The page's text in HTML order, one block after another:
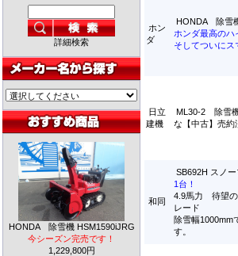
詳細検索
HONDA 除雪機 HSM1590iJRG
今シーズン完売です！
1,229,800円
ホン
ダ
HONDA 除雪
ホンダ最高の
そしてついにス
日立
建機
ML30-2 除雪
な【中古】売約
和同
SB692H スノ
1台！
4.9馬力 待望の
レード
除雪幅1000mm
す。